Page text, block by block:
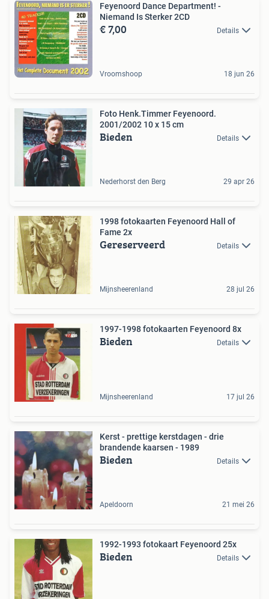
Feyenoord Dance Department! -
Niemand Is Sterker 2CD
€ 7,00 Details
Vroomshoop 18 jun 26
Foto Henk.Timmer Feyenoord.
2001/2002 10 x 15 cm
Bieden Details
Nederhorst den Berg 29 apr 26
1998 fotokaarten Feyenoord Hall of
Fame 2x
Gereserveerd Details
Mijnsheerenland 28 jul 26
1997-1998 fotokaarten Feyenoord 8x
Bieden Details
Mijnsheerenland 17 jul 26
Kerst - prettige kerstdagen - drie
brandende kaarsen - 1989
Bieden Details
Apeldoorn 21 mei 26
1992-1993 fotokaart Feyenoord 25x
Bieden Details